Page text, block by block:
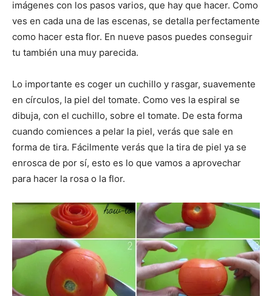
imágenes con los pasos varios, que hay que hacer. Como
ves en cada una de las escenas, se detalla perfectamente
como hacer esta flor. En nueve pasos puedes conseguir
tu también una muy parecida.
Lo importante es coger un cuchillo y rasgar, suavemente
en círculos, la piel del tomate. Como ves la espiral se
dibuja, con el cuchillo, sobre el tomate. De esta forma
cuando comiences a pelar la piel, verás que sale en
forma de tira. Fácilmente verás que la tira de piel ya se
enrosca de por sí, esto es lo que vamos a aprovechar
para hacer la rosa o la flor.